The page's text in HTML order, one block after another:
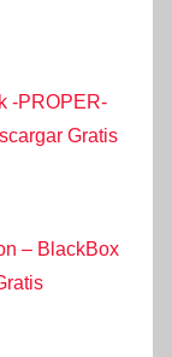
-PROPER-
Gratis
– BlackBox